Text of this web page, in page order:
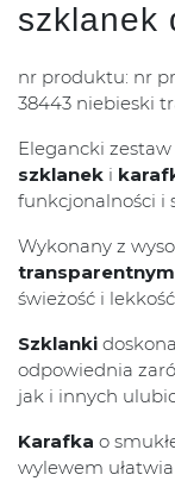
szklanek
nr produktu: nr
38443 niebieski
Elegancki zestaw
szklanek i
funkcjonalności i
Wykonany z
świeżość i
Szklanki
odpowiednia
jak i innych
Karafka o
wylewem